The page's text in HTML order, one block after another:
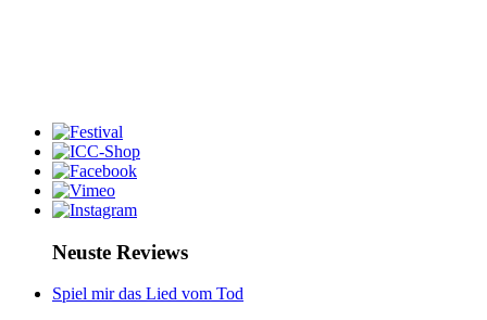
Neuste Reviews
Spiel mir das Lied vom Tod